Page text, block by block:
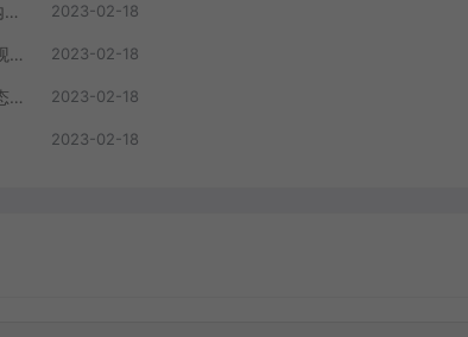
手游套装素材雷电蓝色龙套装 武器 衣服 首饰无内观动态特效 2023-02-18
手游套装素材 黄色套装 武器 衣服 首饰无动态内观特效 2023-02-18
手游套装素材 红色套装 武器 衣服 首饰无内观动态特效 2023-02-18
2023-02-18